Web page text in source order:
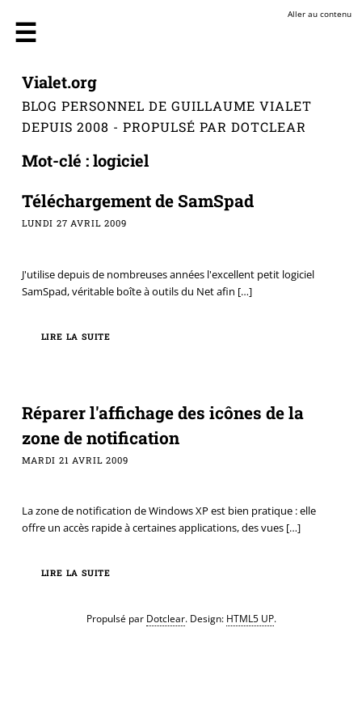
Aller au contenu
Vialet.org
BLOG PERSONNEL DE GUILLAUME VIALET
DEPUIS 2008 - PROPULSÉ PAR DOTCLEAR
Mot-clé : logiciel
Téléchargement de SamSpad
LUNDI 27 AVRIL 2009
J'utilise depuis de nombreuses années l'excellent petit logiciel
SamSpad, véritable boîte à outils du Net afin […]
LIRE LA SUITE
Réparer l'affichage des icônes de la
zone de notification
MARDI 21 AVRIL 2009
La zone de notification de Windows XP est bien pratique : elle
offre un accès rapide à certaines applications, des vues[…]
LIRE LA SUITE
Propulsé par Dotclear. Design: HTML5 UP.